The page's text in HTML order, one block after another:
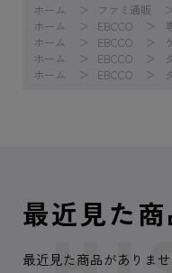
ホーム ファミ通販
ホーム
EBCCO
ホーム
EBCCO
ホーム
EBCCO
ホーム
EBCCO
最近見た商
最近見た商品がありませ